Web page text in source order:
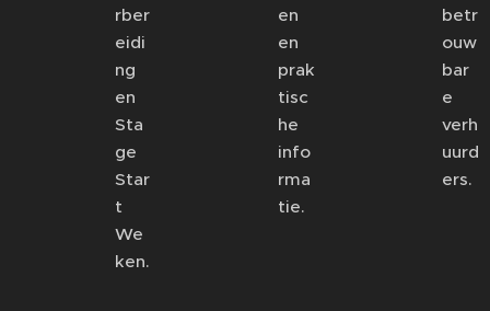
rber
eidi
ng
en
Sta
ge
Star
t
We
ken.
en
en
prak
tisc
he
info
rma
tie.
betr
ouw
bar
e
verh
uurd
ers.